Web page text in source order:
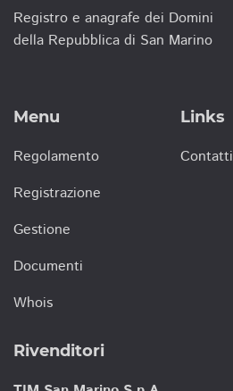
Registro e anagrafe dei Domini
della Repubblica di San Marino
Menu
Regolamento
Registrazione
Gestione
Documenti
Whois
Links
Contatti
Rivenditori